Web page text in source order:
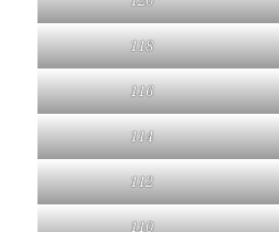
118
116
114
112
110